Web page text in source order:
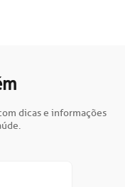
dicas e informações